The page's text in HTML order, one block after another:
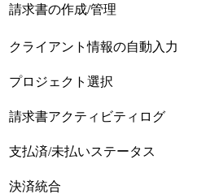
請求書の作成/管理
クライアント情報の自動入力
プロジェクト選択
請求書アクティビティログ
支払済/未払いステータス
決済統合